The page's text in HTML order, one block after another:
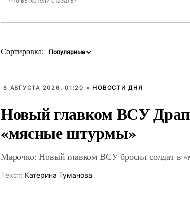
Сортировка:
8 АВГУСТА 2026, 01:20 • НОВОСТИ ДНЯ
Новый главком ВСУ
«мясные штурмы»
Марочко: Новый главком ВСУ бросил солдат в
Tекст: Катерина Туманова